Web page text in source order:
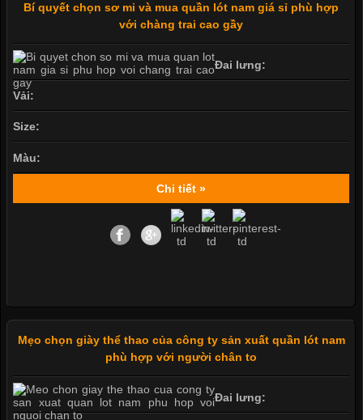
Bí quyết chọn sơ mi và mua quần lót nam giá sỉ phù hợp
với chàng trai cao gầy
Đai lưng:
Vải:
Size:
Màu:
Chi tiết »
Mẹo chọn giày thể thao của công ty sản xuất quần lót nam
phù hợp với người chân to
Đai lưng: